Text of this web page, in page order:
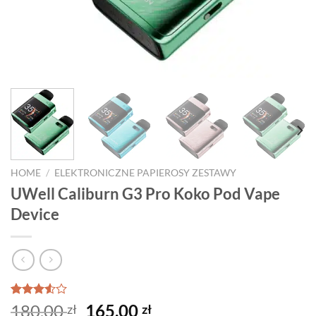
HOME / ELEKTRONICZNE PAPIEROSY ZESTAWY
UWell Caliburn G3 Pro Koko Pod Vape
Device
Rated
2
180,00zł
Original
165,00złCurrent